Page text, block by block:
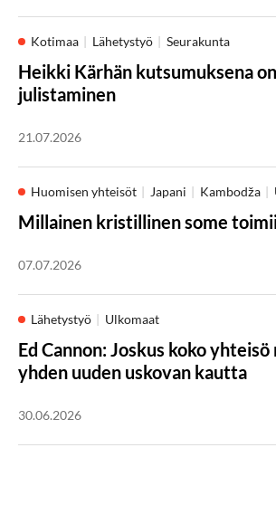
Kotimaa Lähetystyö Seurakunta
Heikki Kärhän kutsumuksena
julistaminen
21.07.2026
Huomisen yhteisöt Japani Kambodža
Millainen kristillinen some toimii
07.07.2026
Lähetystyö Ulkomaat
Ed Cannon: Joskus koko
yhden uuden uskovan kautta
30.06.2026